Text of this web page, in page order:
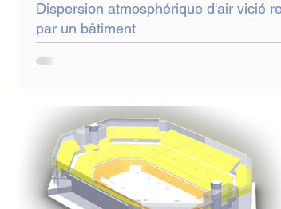
Dispersion atmosphérique d'air vicié
par un bâtiment